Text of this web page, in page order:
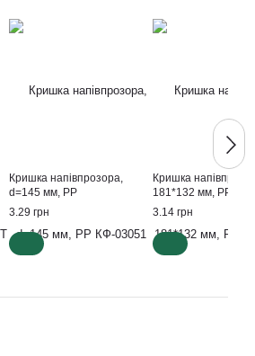
Кришка напівпрозора,
d=145 мм, РР
3.29 грн
Кришка
181*132 мм, РР
3.14 грн